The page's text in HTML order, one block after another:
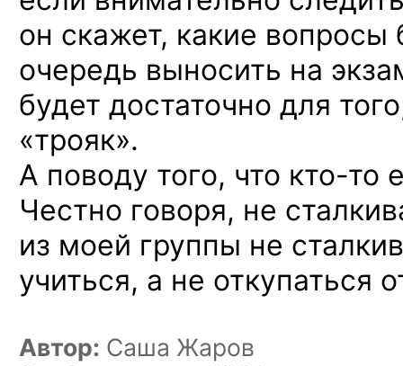
он скажет, какие вопросы
очередь выносить на
будет достаточно для
«трояк».
А поводу того, что кто-то
Честно говоря, не
из моей группы не
учиться, а не откупаться
Автор: Саша Жаров